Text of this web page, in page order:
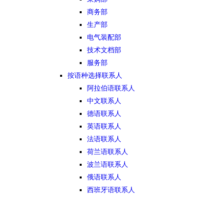
商务部
生产部
电气装配部
技术文档部
服务部
按语种选择联系人
阿拉伯语联系人
中文联系人
德语联系人
英语联系人
法语联系人
荷兰语联系人
波兰语联系人
俄语联系人
西班牙语联系人